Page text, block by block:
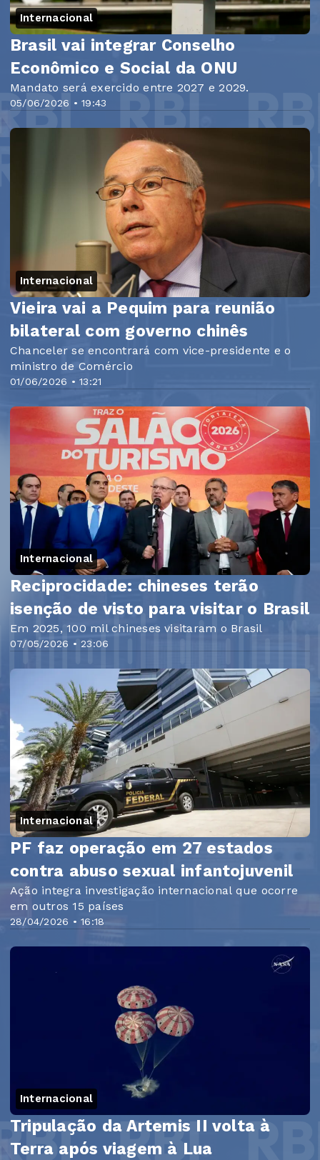
Internacional
05/06/2026 • 19:43
Brasil vai integrar Conselho
Econômico e Social da ONU
Mandato será exercido entre 2027 e 2029.
Internacional
01/06/2026 • 13:21
Vieira vai a Pequim para reunião
bilateral com governo chinês
Chanceler se encontrará com vice-presidente e o
ministro de Comércio
Internacional
07/05/2026 • 23:06
Reciprocidade: chineses terão
isenção de visto para visitar o Brasil
Em 2025, 100 mil chineses visitaram o Brasil
Internacional
28/04/2026 • 16:18
PF faz operação em 27 estados
contra abuso sexual infantojuvenil
Ação integra investigação internacional que ocorre
em outros 15 países
Internacional
Tripulação da Artemis II volta à
Terra após viagem à Lua